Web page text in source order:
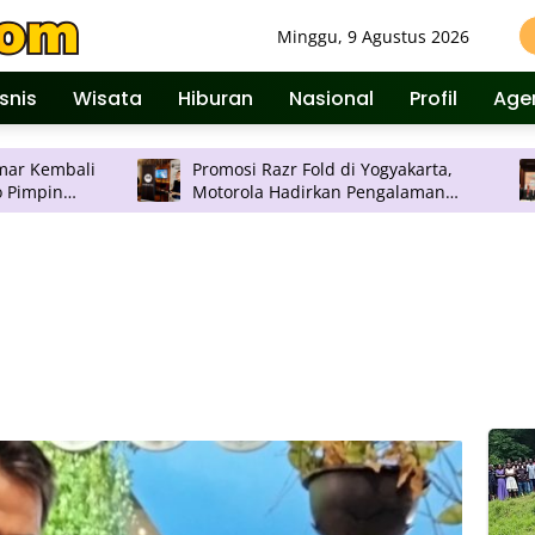
Minggu, 9 Agustus 2026
Wisata Hiburan Nasional Profil
Promosi Razr Fold di Yogyakarta,
Motorola Hadirkan Pengalaman
Foldable Premium
Inovasi